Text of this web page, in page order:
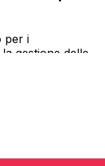
per i
gestione delle